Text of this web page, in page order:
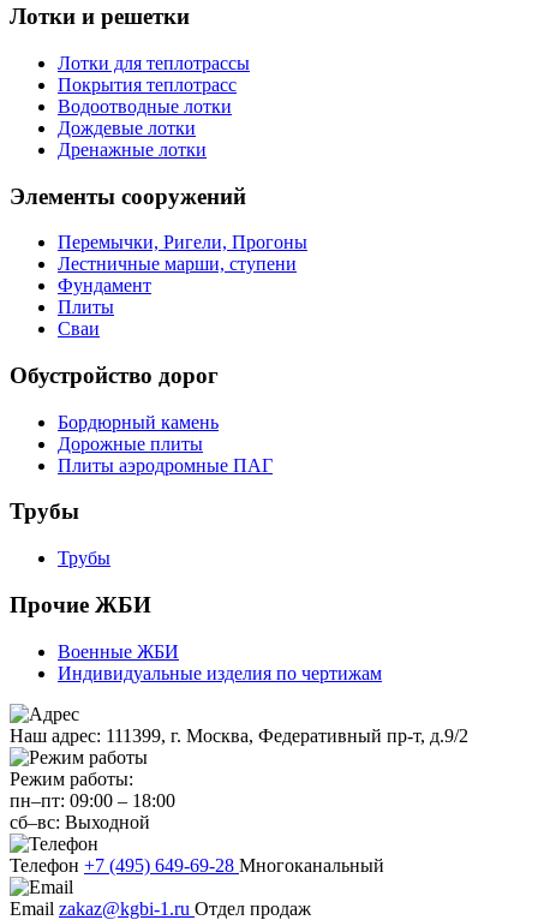
Лотки и решетки
Лотки для теплотрассы
Покрытия теплотрасс
Водоотводные лотки
Дождевые лотки
Дренажные лотки
Элементы сооружений
Перемычки, Ригели, Прогоны
Лестничные марши, ступени
Фундамент
Плиты
Сваи
Обустройство дорог
Бордюрный камень
Дорожные плиты
Плиты аэродромные ПАГ
Трубы
Трубы
Прочие ЖБИ
Военные ЖБИ
Индивидуальные изделия по чертижам
Наш адрес: 111399, г. Москва, Федеративный пр-т, д.9/2
Режим работы:
пн–пт: 09:00 – 18:00
сб–вс: Выходной
Телефон +7 (495) 649-69-28 Многоканальный
Email zakaz@kgbi-1.ru Отдел продаж